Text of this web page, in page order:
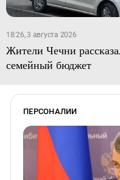
18:26, 3 августа 2026
Жители Чечни
семейный бюджет
ПЕРСОНАЛИИ